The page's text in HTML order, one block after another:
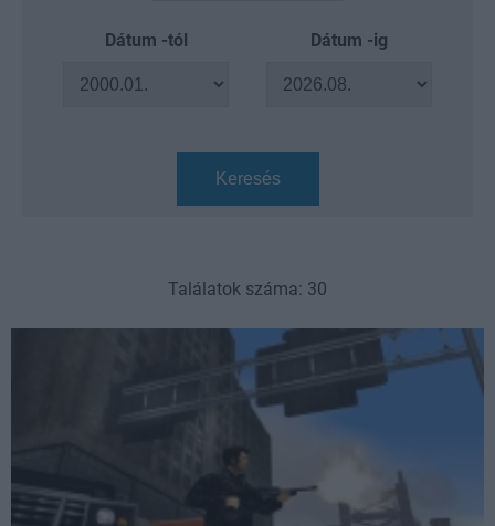
Dátum -tól Dátum -ig
Keresés
Találatok száma: 30